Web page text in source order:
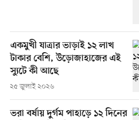
একমুখী যাত্রার ভাড়াই ১২ লাখ
টাকার বেশি, উড়োজাহাজের এই
স্যুটে কী আছে
২৫ জুলাই ২০২৬
ভরা বর্ষায় দুর্গম পাহাড়ে ১২ দিনের